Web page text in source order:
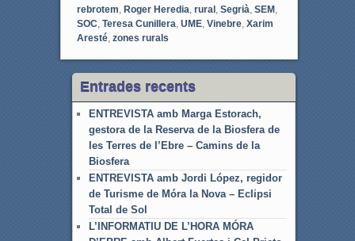
rebrotem Roger Heredia rural, Segrià SEM,
SOC Teresa Cunillera UME, Vinebre, Xarim
Aresté, zones rurals
Entrades recents
ENTREVISTA amb Marga Estorach,
gestora de la Reserva de la Biosfera de
les Terres de l’Ebre – Camins de la
Biosfera
ENTREVISTA amb Jordi López, regidor
de Turisme de Móra la Nova – Eclipsi
Total de Sol
L’INFORMATIU DE L’HORA MÓRA